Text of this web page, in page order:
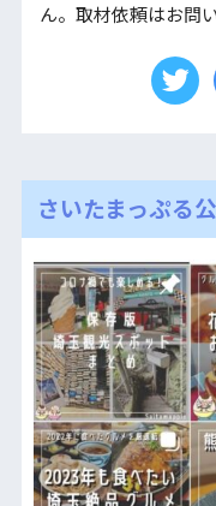
ん。取材依頼はお問
さいたまっぷる